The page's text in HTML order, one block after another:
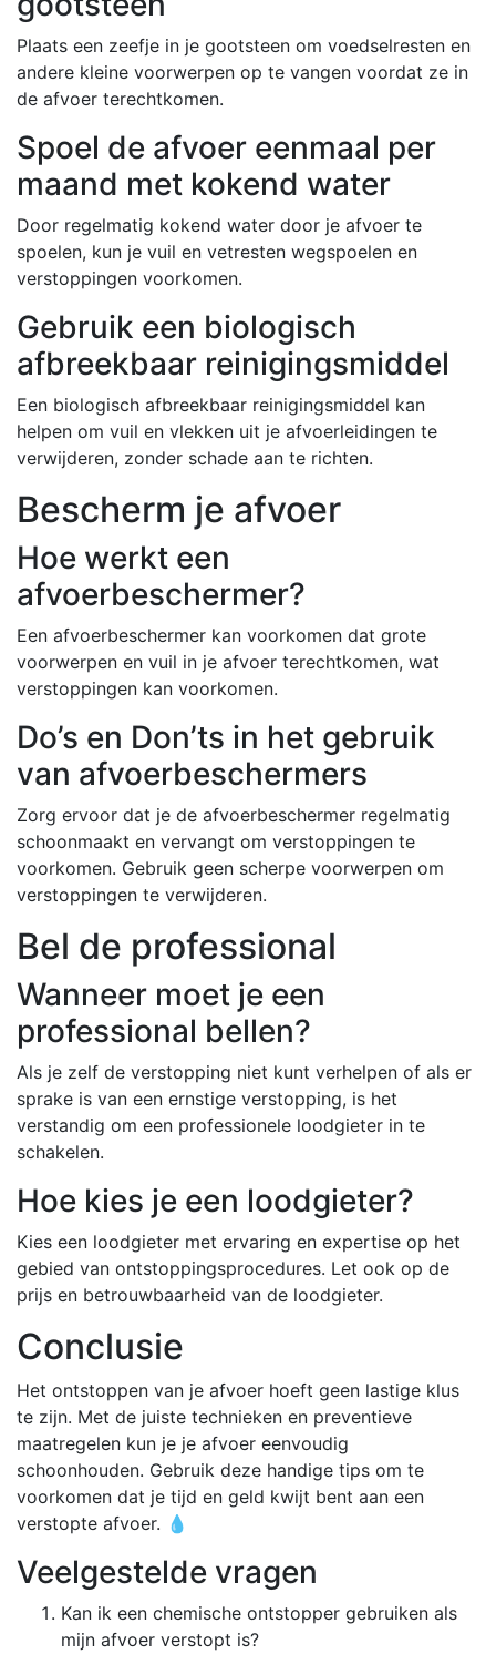
Plaats een zeefje in je gootsteen om voedselresten en
andere kleine voorwerpen op te vangen voordat ze in
de afvoer terechtkomen.
Spoel de afvoer eenmaal per
maand met kokend water
Door regelmatig kokend water door je afvoer te
spoelen, kun je vuil en vetresten wegspoelen en
verstoppingen voorkomen.
Gebruik een biologisch
afbreekbaar reinigingsmiddel
Een biologisch afbreekbaar reinigingsmiddel kan
helpen om vuil en vlekken uit je afvoerleidingen te
verwijderen, zonder schade aan te richten.
Bescherm je afvoer
Hoe werkt een
afvoerbeschermer?
Een afvoerbeschermer kan voorkomen dat grote
voorwerpen en vuil in je afvoer terechtkomen, wat
verstoppingen kan voorkomen.
Do’s en Don’ts in het gebruik
van afvoerbeschermers
Zorg ervoor dat je de afvoerbeschermer regelmatig
schoonmaakt en vervangt om verstoppingen te
voorkomen. Gebruik geen scherpe voorwerpen om
verstoppingen te verwijderen.
Bel de professional
Wanneer moet je een
professional bellen?
Als je zelf de verstopping niet kunt verhelpen of als er
sprake is van een ernstige verstopping, is het
verstandig om een professionele loodgieter in te
schakelen.
Hoe kies je een loodgieter?
Kies een loodgieter met ervaring en expertise op het
gebied van ontstoppingsprocedures. Let ook op de
prijs en betrouwbaarheid van de loodgieter.
Conclusie
Het ontstoppen van je afvoer hoeft geen lastige klus
te zijn. Met de juiste technieken en preventieve
maatregelen kun je je afvoer eenvoudig
schoonhouden. Gebruik deze handige tips om te
voorkomen dat je tijd en geld kwijt bent aan een
verstopte afvoer. 💧
Veelgestelde vragen
Kan ik een chemische ontstopper gebruiken als
mijn afvoer verstopt is?